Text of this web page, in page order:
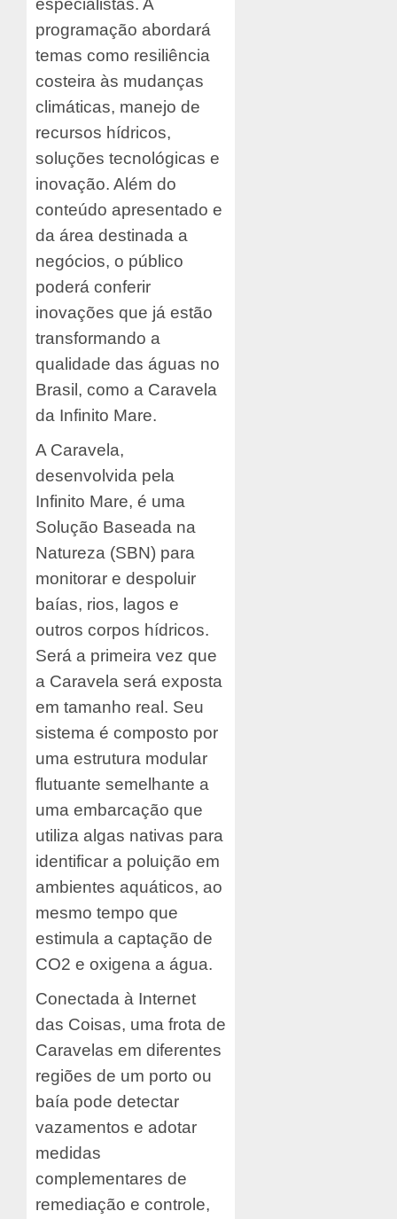
especialistas. A
programação abordará
temas como resiliência
costeira às mudanças
climáticas, manejo de
recursos hídricos,
soluções tecnológicas e
inovação. Além do
conteúdo apresentado e
da área destinada a
negócios, o público
poderá conferir
inovações que já estão
transformando a
qualidade das águas no
Brasil, como a Caravela
da Infinito Mare.
A Caravela,
desenvolvida pela
Infinito Mare, é uma
Solução Baseada na
Natureza (SBN) para
monitorar e despoluir
baías, rios, lagos e
outros corpos hídricos.
Será a primeira vez que
a Caravela será exposta
em tamanho real. Seu
sistema é composto por
uma estrutura modular
flutuante semelhante a
uma embarcação que
utiliza algas nativas para
identificar a poluição em
ambientes aquáticos, ao
mesmo tempo que
estimula a captação de
CO2 e oxigena a água.
Conectada à Internet
das Coisas, uma frota de
Caravelas em diferentes
regiões de um porto ou
baía pode detectar
vazamentos e adotar
medidas
complementares de
remediação e controle,